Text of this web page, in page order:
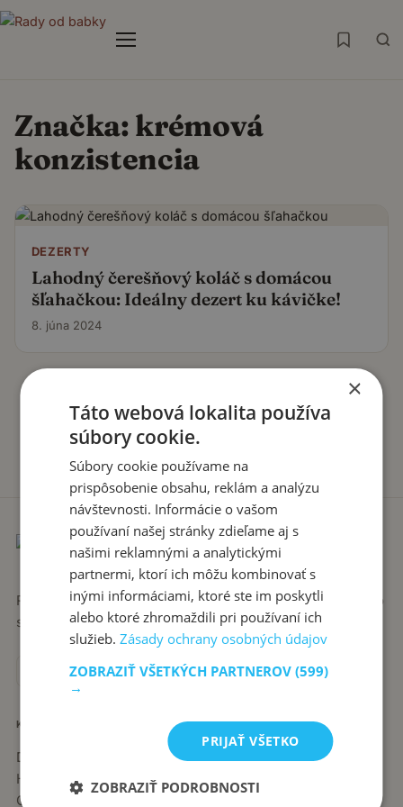
Menu
Značka: krémová
konzistencia
DEZERTY
Lahodný čerešňový koláč s domácou
šľahačkou: Ideálny dezert ku kávičke!
8. júna 2024
Recepty píše babka Stanka. Jednoduché, poctivé jedlá zo
slovenskej kuchyne, ktoré sa vždy podaria.
KATEGÓRIE
Dezerty
Hlavné jedlá
Chuťovky
×
Táto webová lokalita používa
súbory cookie.
Súbory cookie používame na
prispôsobenie obsahu, reklám a analýzu
návštevnosti. Informácie o vašom
používaní našej stránky zdieľame aj s
našimi reklamnými a analytickými
partnermi, ktorí ich môžu kombinovať s
inými informáciami, ktoré ste im poskytli
alebo ktoré zhromaždili pri používaní ich
služieb.Zásady ochrany osobných údajov
ZOBRAZIŤ VŠETKÝCH PARTNEROV(599)
→
PRIJAŤ VŠETKO
ZOBRAZIŤ PODROBNOSTI